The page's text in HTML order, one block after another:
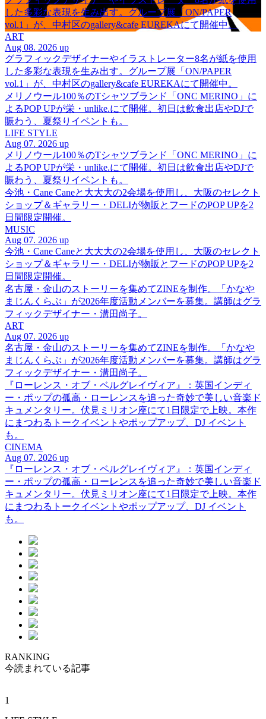
した多彩な表現を生み出す。グループ展「ON/PAPER
vol.1」が、中村区のgallery&cafe EUREKAにて開催中。
ART
Aug 08. 2026 up
グラフィックデザイナーやイラストレーター8名が紙を使用
した多彩な表現を生み出す。グループ展「ON/PAPER
vol.1」が、中村区のgallery&cafe EUREKAにて開催中。
メリノウール100％のTシャツブランド「ONC MERINO」に
よるPOP UPが栄・unlike.にて開催。初日は飲食出店やDJで
賑わう、夏祭りイベントも。
LIFE STYLE
Aug 07. 2026 up
メリノウール100％のTシャツブランド「ONC MERINO」に
よるPOP UPが栄・unlike.にて開催。初日は飲食出店やDJで
賑わう、夏祭りイベントも。
今池・Cane Caneと大大大の2会場を使用し、大阪のセレクト
ショップ＆ギャラリー・DELIが物販とフードのPOP UPを2
日間限定開催。
MUSIC
Aug 07. 2026 up
今池・Cane Caneと大大大の2会場を使用し、大阪のセレクト
ショップ＆ギャラリー・DELIが物販とフードのPOP UPを2
日間限定開催。
名古屋・金山のストーリーを集めてZINEを制作。「かなや
まじんくらぶ」が2026年度活動メンバーを募集。講師はグラ
フィックデザイナー・溝田尚子。
ART
Aug 07. 2026 up
名古屋・金山のストーリーを集めてZINEを制作。「かなや
まじんくらぶ」が2026年度活動メンバーを募集。講師はグラ
フィックデザイナー・溝田尚子。
『ローレンス・オブ・ベルグレイヴィア』：英国インディ
ー・ポップの孤高・ローレンスを追った奇妙で美しい音楽ド
キュメンタリー。伏見ミリオン座にて1日限定で上映。本作
にまつわるトークイベントやポップアップ、DJ イベント
も。
CINEMA
Aug 07. 2026 up
『ローレンス・オブ・ベルグレイヴィア』：英国インディ
ー・ポップの孤高・ローレンスを追った奇妙で美しい音楽ド
キュメンタリー。伏見ミリオン座にて1日限定で上映。本作
にまつわるトークイベントやポップアップ、DJ イベント
も。
RANKING
今読まれている記事
1